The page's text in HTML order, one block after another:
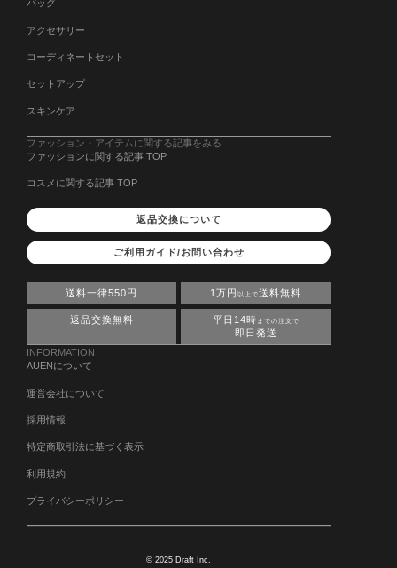
バッグ
アクセサリー
コーディネートセット
セットアップ
スキンケア
ファッション・アイテムに関する記事をみる
ファッションに関する記事 TOP
コスメに関する記事 TOP
返品交換について
ご利用ガイド/お問い合わせ
送料一律550円 1万円 以上で送料無料
返品交換無料 平日14時 までの注文で
即日発送
INFORMATION
AUENについて
運営会社について
採用情報
特定商取引法に基づく表示
利用規約
プライバシーポリシー
© 2025 Draft Inc.